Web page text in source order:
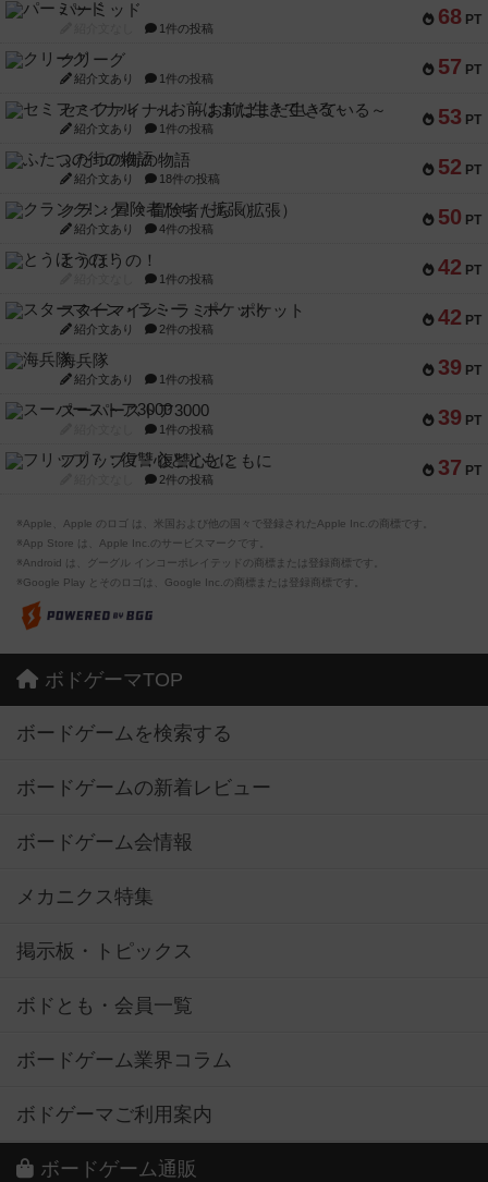
68 PT
パーミッド
1件の投稿
57 PT
クリーグ
紹介文あり 1件の投稿
53 PT
セミファイナル ～お前はまだ生きている～
紹介文あり 1件の投稿
52 PT
ふたつの街の物語
紹介文あり 18件の投稿
50 PT
クランク! ：冒険者たち（拡張）
紹介文あり 4件の投稿
42 PT
とうほうの！
1件の投稿
42 PT
スターマイン・ラミー ポケット
紹介文あり 2件の投稿
39 PT
海兵隊
紹介文あり 1件の投稿
39 PT
スーパーストア3000
1件の投稿
37 PT
フリップ７：復讐心とともに
2件の投稿
※Apple、Apple のロゴ は、米国および他の国々で登録されたApple Inc.の商標です。
※App Store は、Apple Inc.のサービスマークです。
※Android は、グーグル インコーポレイテッドの商標または登録商標です。
※Google Play とそのロゴは、Google Inc.の商標または登録商標です。
ボドゲーマTOP
ボードゲームを検索する
ボードゲームの新着レビュー
ボードゲーム会情報
メカニクス特集
掲示板・トピックス
ボドとも・会員一覧
ボードゲーム業界コラム
ボドゲーマご利用案内
ボードゲーム通販